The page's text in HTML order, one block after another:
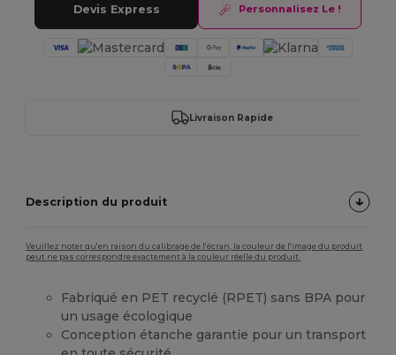
Devis Express Personnalisez Le !
Livraison Rapide
Description du produit
Veuillez noter qu'en raison du calibrage de l'écran, la couleur de l'image du produit
peut ne pas correspondre exactement à la couleur réelle du produit.
Fabriqué en PET recyclé (RPET) sans BPA pour
un usage écologique
Conception étanche garantie pour un transport